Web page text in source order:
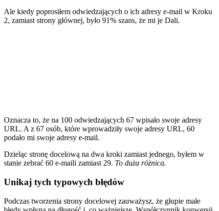
Ale kiedy poprosiłem odwiedzających o ich adresy e-mail w Kroku
2, zamiast strony głównej, było 91% szans, że mi je Dali.
Oznacza to, że na 100 odwiedzających 67 wpisało swoje adresy
URL. A z 67 osób, które wprowadziły swoje adresy URL, 60
podało mi swoje adresy e-mail.
Dzieląc stronę docelową na dwa kroki zamiast jednego, byłem w
stanie zebrać 60 e-maili zamiast 29. To duża różnica.
Unikaj tych typowych błędów
Podczas tworzenia strony docelowej zauważysz, że głupie małe